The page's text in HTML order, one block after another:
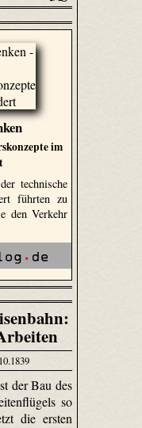
im
technische
führten zu
den Verkehr
der Bau des
so
die ersten